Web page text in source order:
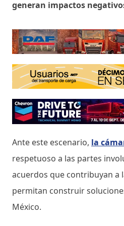
generan impactos
Ante este escenario, la
respetuoso a las partes
acuerdos que contribuyan a
permitan construir
México.